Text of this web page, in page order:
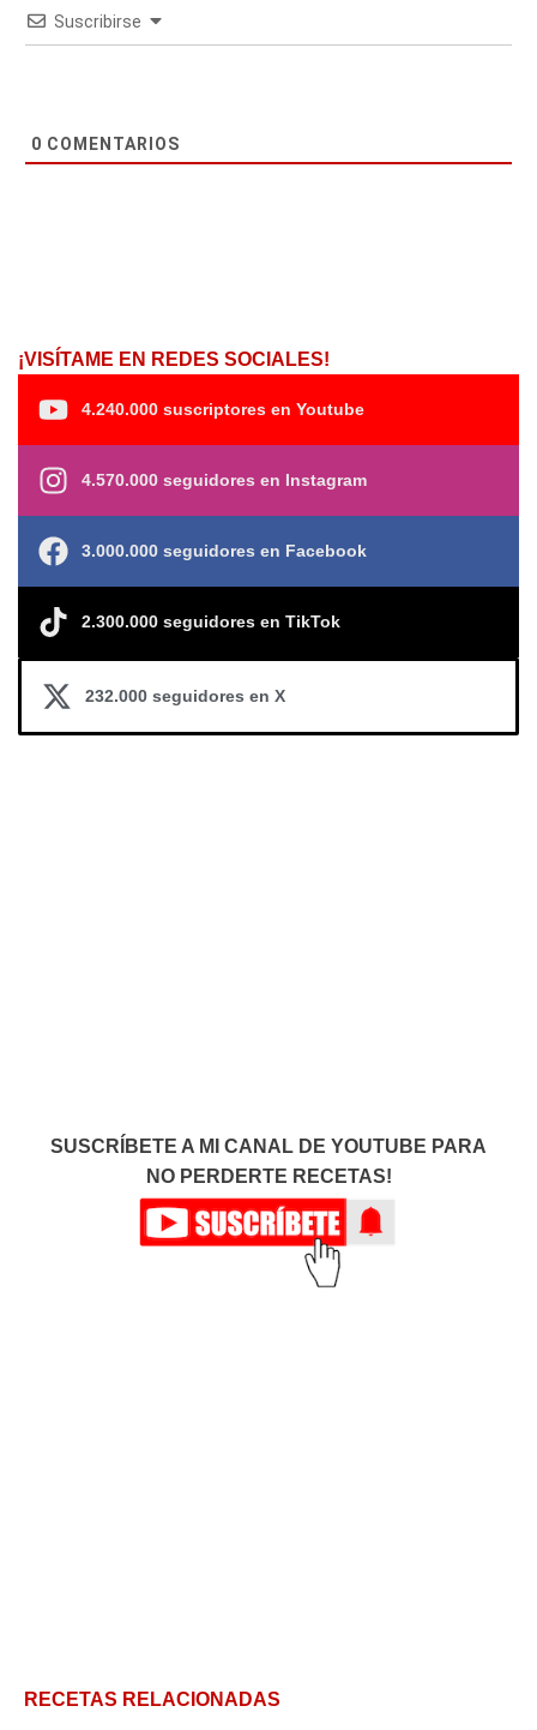
Suscribirse
0 COMENTARIOS
¡VISÍTAME EN REDES SOCIALES!
4.240.000 suscriptores en Youtube
4.570.000 seguidores en Instagram
3.000.000 seguidores en Facebook
2.300.000 seguidores en TikTok
232.000 seguidores en X
SUSCRÍBETE A MI CANAL DE YOUTUBE PARA
NO PERDERTE RECETAS!
RECETAS RELACIONADAS